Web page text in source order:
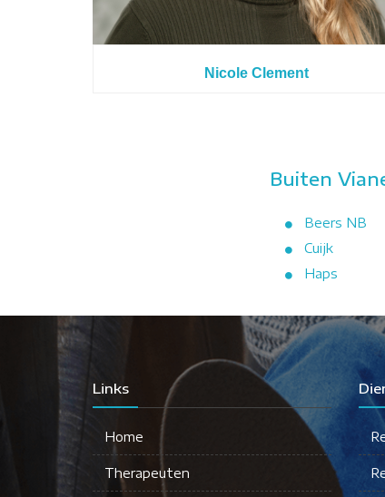
Nicole Clement
Buiten
Beers NB
Cuijk
Haps
Links
Home
Therapeuten